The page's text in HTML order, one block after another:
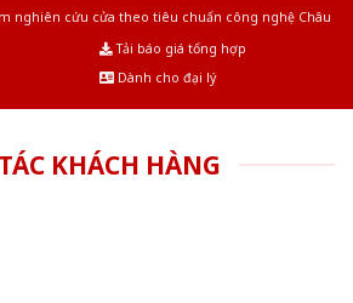
nghiên cứu cửa theo tiêu chuẩn công nghệ Châu
Tải báo giá tổng hợp
Dành cho đại lý
KHÁCH HÀNG